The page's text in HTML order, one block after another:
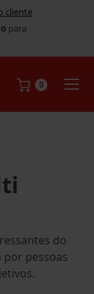
cliente
para
0
do
pessoas